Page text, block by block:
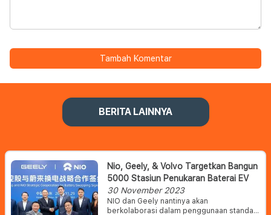
Tambah Komentar
BERITA LAINNYA
Nio, Geely, & Volvo Targetkan Bangun
5000 Stasiun Penukaran Baterai EV
30 November 2023
NIO dan Geely nantinya akan
berkolaborasi dalam penggunaan standar